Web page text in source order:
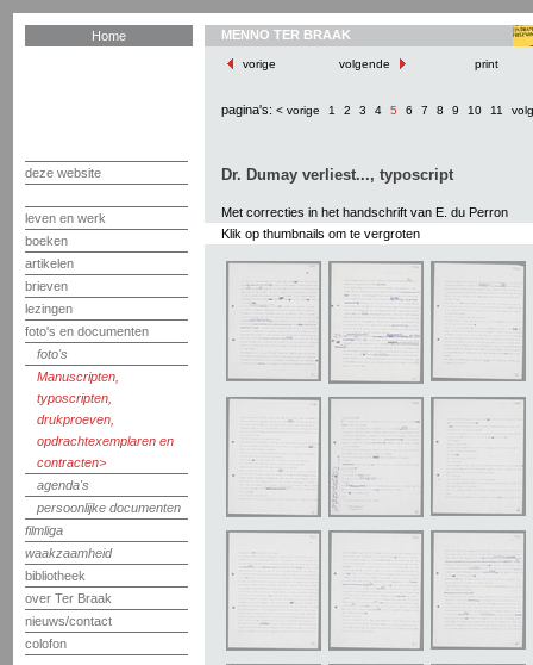
Home
deze website
leven en werk
boeken
artikelen
brieven
lezingen
foto's en documenten
foto's
Manuscripten,
typoscripten,
drukproeven,
opdrachtexemplaren en
contracten
agenda's
persoonlijke documenten
filmliga
waakzaamheid
bibliotheek
over Ter Braak
nieuws/contact
colofon
MENNO TER BRAAK
vorige volgende print
pagina's: < vorige 1 2 3 4 5 6 7 8 9 10 11
Dr. Dumay verliest..., typoscript
Met correcties in het handschrift van E. du Perron
Klik op thumbnails om te vergroten